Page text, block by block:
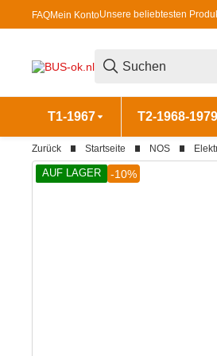
FAQMein KontoUnsere beliebtesten
T1-1967 T2-1968-1979
Zurück Startseite NOS
AUF LAGER -10%